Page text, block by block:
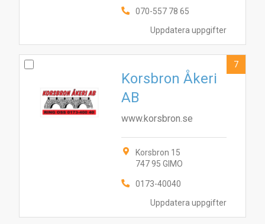
Uppdatera uppgifter
070-557 78 65
Uppdatera uppgifter
Korsbron Åkeri
AB
www.korsbron.se
Korsbron 15
747 95 GIMO
0173-40040
7